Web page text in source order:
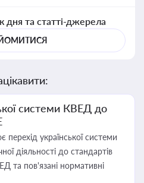
дня та статті-джерела
системи КВЕД до
перехід української системи
діяльності до стандартів
та пов'язані нормативні